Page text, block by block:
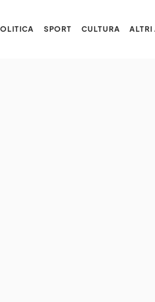
SPORT CULTURA ALTRI